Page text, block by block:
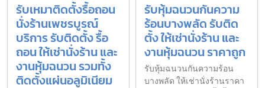
รับเหมาติดตั้งรื้อถอน
นั่งร้านเพชรบูรณ์
บริการ รับติดตั้ง รื้อ
ถอน ให้เช่านั่งร้าน และ
งานหุ้มฉนวน รวมทั้ง
ติดตั้งแผ่นอลูมิเนียม
รับหุ้มฉนวนกันความ
ร้อนบางพลัด รับติด
ตั้ง ให้เช่านั่งร้าน และ
งานหุ้มฉนวน ราคาถูก
รับหุ้มฉนวนกันความร้อน
บางพลัด ให้เช่านั่งร้านราคา